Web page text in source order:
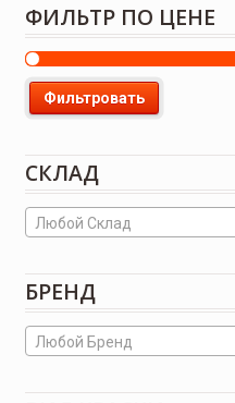
ФИЛЬТР ПО ЦЕНЕ
Фильтровать
СКЛАД
Любой Склад
БРЕНД
Любой Бренд